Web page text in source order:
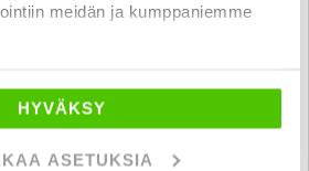
meidän ja kumppaniemme
HYVÄKSY
ASETUKSIA